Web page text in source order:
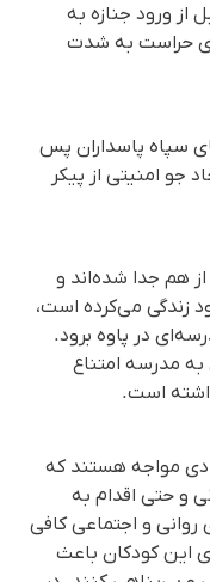
ورود جنازە بە
حراست بە شدت
سپاه پاسداران پس
جو امنیتی از پیکر
از هم جدا شده‌اند و
زندگی می‌کرده است،
در پاوه برود.
به مدرسه امتناع
است.
مواجه هستند که
و حتی اقدام به
و اجتماعی کافی
این کودکان باعث